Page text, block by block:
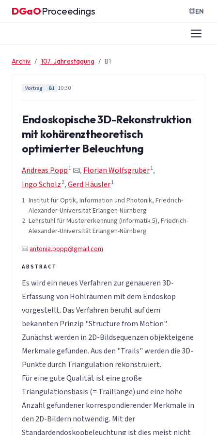
Zum Inhalt springen
DGaO·Proceedings EN
Archiv 107. Jahrestagung B1
Vortrag B1 10:30
Endoskopische 3D-Rekonstruktion
mit kohärenztheoretisch
optimierter Beleuchtung
Andreas Popp 1 , Florian Wolfsgruber1,
Ingo Scholz 2,Gerd Häusler1
1 Institut für Optik, Information und Photonik, Friedrich-
Alexander-Universität Erlangen-Nürnberg
2 Lehrstuhl für Mustererkennung (Informatik 5), Friedrich-
Alexander-Universität Erlangen-Nürnberg
antonia.popp@gmail.com
Es wird ein neues Verfahren zur genaueren 3D-
Erfassung von Hohlräumen mit dem Endoskop
vorgestellt. Das Verfahren beruht auf dem
bekannten Prinzip "Structure from Motion".
Zunächst werden in 2D-Bildsequenzen objekteigene
Merkmale gefunden. Aus den "Trails" werden die 3D-
Punkte durch Triangulation rekonstruiert.
Für eine gute Qualität ist eine große
Triangulationsbasis (= Traillänge) und eine hohe
Anzahl gefundener korrespondierender Merkmale in
den 2D-Bildern notwendig. Mit der
Standardendoskopbeleuchtung ist dies meist nicht